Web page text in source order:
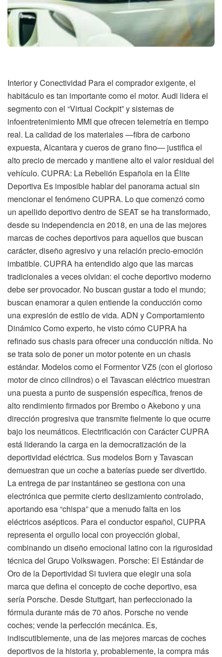
Interior y Conectividad Para el comprador exigente, el
habitáculo es tan importante como el motor. Audi lidera el
segmento con el “Virtual Cockpit” y sistemas de
infoentretenimiento MMI que ofrecen telemetría en tiempo
real. La calidad de los materiales —fibra de carbono
expuesta, Alcantara y cueros de grano fino— justifica el
alto precio de mercado y mantiene alto el valor residual del
vehículo. CUPRA: La Rebelión Española en la Élite
Deportiva Es imposible hablar del panorama actual sin
mencionar el fenómeno CUPRA. Lo que comenzó como
un apellido deportivo dentro de SEAT se ha transformado,
desde su independencia en 2018, en una de las mejores
marcas de coches deportivos para aquellos que buscan
carácter, diseño agresivo y una relación precio-emoción
imbatible. CUPRA ha entendido algo que las marcas
tradicionales a veces olvidan: el coche deportivo moderno
debe ser provocador. No buscan gustar a todo el mundo;
buscan enamorar a quien entiende la conducción como
una expresión de estilo de vida. ADN y Comportamiento
Dinámico Como experto, he visto cómo CUPRA ha
refinado sus chasis para ofrecer una conducción nítida. No
se trata solo de poner un motor potente en un chasis
estándar. Modelos como el Formentor VZ5 (con el glorioso
motor de cinco cilindros) o el Tavascan eléctrico muestran
una puesta a punto de suspensión específica, frenos de
alto rendimiento firmados por Brembo o Akebono y una
dirección progresiva que transmite fielmente lo que ocurre
bajo los neumáticos. Electrificación con Carácter CUPRA
está liderando la carga en la democratización de la
deportividad eléctrica. Sus modelos Born y Tavascan
demuestran que un coche a baterías puede ser divertido.
La entrega de par instantáneo se gestiona con una
electrónica que permite cierto deslizamiento controlado,
aportando esa “chispa” que a menudo falta en los
eléctricos asépticos. Para el conductor español, CUPRA
representa el orgullo local con proyección global,
combinando un diseño emocional latino con la rigurosidad
técnica del Grupo Volkswagen. Porsche: El Estándar de
Oro de la Deportividad Si tuviera que elegir una sola
marca que defina el concepto de coche deportivo, esa
sería Porsche. Desde Stuttgart, han perfeccionado la
fórmula durante más de 70 años. Porsche no vende
coches; vende la perfección mecánica. Es,
indiscutiblemente, una de las mejores marcas de coches
deportivos de la historia y, probablemente, la compra más